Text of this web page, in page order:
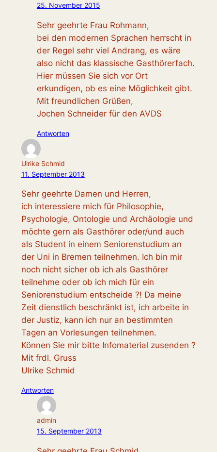
25. November 2015
Sehr geehrte Frau Rohmann,
bei den modernen Sprachen herrscht in
der Regel sehr viel Andrang, es wäre
also nicht das klassische Gasthörerfach.
Hier müssen Sie sich vor Ort
erkundigen, ob es eine Möglichkeit gibt.
Mit freundlichen Grüßen,
Jochen Schneider für den AVDS
Antworten
Ulrike Schmid
11. September 2013
Sehr geehrte Damen und Herren,
ich interessiere mich für Philosophie,
Psychologie, Ontologie und Archäologie und
möchte gern als Gasthörer oder/und auch
als Student in einem Seniorenstudium an
der Uni in Bremen teilnehmen. Ich bin mir
noch nicht sicher ob ich als Gasthörer
teilnehme oder ob ich mich für ein
Seniorenstudium entscheide ?! Da meine
Zeit dienstlich beschränkt ist, ich arbeite in
der Justiz, kann ich nur an bestimmten
Tagen an Vorlesungen teilnehmen.
Können Sie mir bitte Infomaterial zusenden ?
Mit frdl. Gruss
Ulrike Schmid
Antworten
admin
15. September 2013